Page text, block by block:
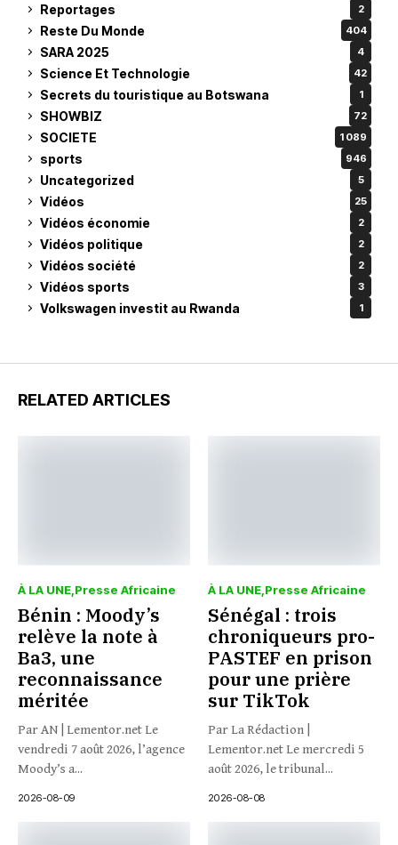
Reportages 2
Reste Du Monde 404
SARA 2025 4
Science Et Technologie 42
Secrets du touristique au Botswana 1
SHOWBIZ 72
SOCIETE 1 089
sports 946
Uncategorized 5
Vidéos 25
Vidéos économie 2
Vidéos politique 2
Vidéos société 2
Vidéos sports 3
Volkswagen investit au Rwanda 1
RELATED ARTICLES
À LA UNE Presse Africaine
Bénin : Moody’s
relève la note à
Ba3, une
reconnaissance
méritée
Par AN | Lementor.net Le
vendredi 7 août 2026, l’agence
Moody’s a...
2026-08-09
À LA UNE Presse Africaine
Sénégal : trois
chroniqueurs pro-
PASTEF en prison
pour une prière
sur TikTok
Par La Rédaction |
Lementor.net Le mercredi 5
août 2026, le tribunal...
2026-08-08